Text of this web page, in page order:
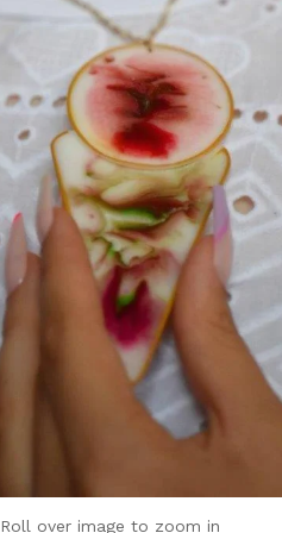
Roll over image to zoom in